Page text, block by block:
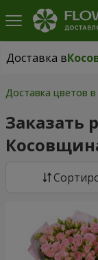
Доставка в
Доставка в
Доставка цветов
Заказать